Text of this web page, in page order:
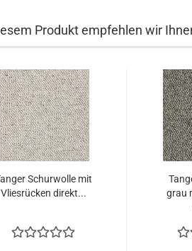
Produkt empfehlen wir
Schurwolle mit
Vliesrücken direkt...
grau